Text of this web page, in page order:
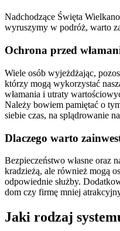
Nadchodzące Święta
wyruszymy w podróż, warto
Ochrona przed
Wiele osób wyjeżdżając,
którzy mogą wykorzystać
włamania i utraty
Należy bowiem pamiętać o
siebie czas, na splądrowanie
Dlaczego warto
Bezpieczeństwo własne oraz
kradzieżą, ale również mogą
odpowiednie służby.
dom czy firmę mniej
Jaki rodzaj